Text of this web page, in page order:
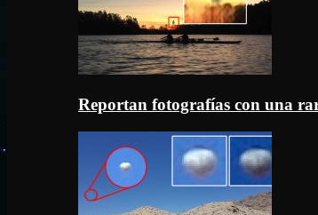
Reportan fotografías con una